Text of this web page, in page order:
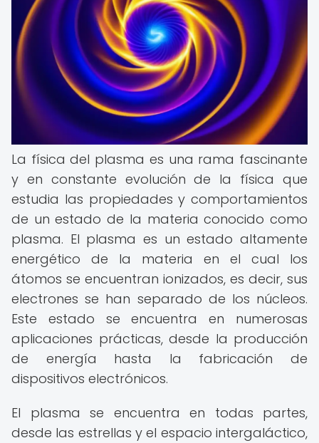
La física del plasma es una rama fascinante
y en constante evolución de la física que
estudia las propiedades y comportamientos
de un estado de la materia conocido como
plasma. El plasma es un estado altamente
energético de la materia en el cual los
átomos se encuentran ionizados, es decir, sus
electrones se han separado de los núcleos.
Este estado se encuentra en numerosas
aplicaciones prácticas, desde la producción
de energía hasta la fabricación de
dispositivos electrónicos.
El plasma se encuentra en todas partes,
desde las estrellas y el espacio intergaláctico,